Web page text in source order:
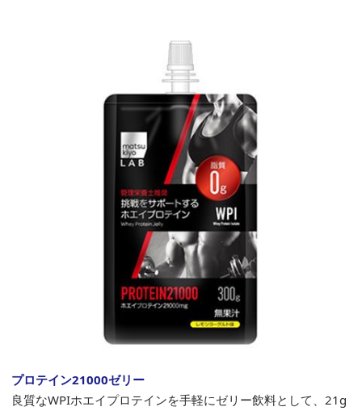
プロテイン21000ゼリー
良質なWPIホエイプロテインを手軽にゼリー飲料として、21g